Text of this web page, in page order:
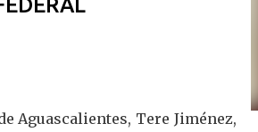
Aguascalientes, Tere Jiménez,